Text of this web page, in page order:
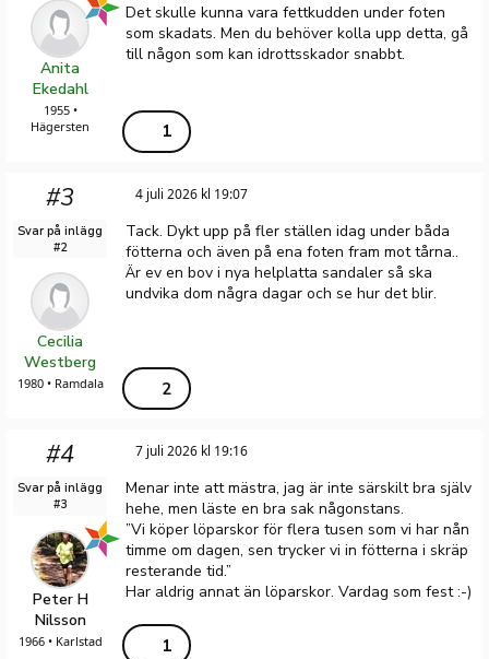
Anita
Ekedahl
1955 •
Hägersten
Det skulle kunna vara fettkudden under foten
som skadats. Men du behöver kolla upp detta, gå
till någon som kan idrottsskador snabbt.
1
#3
Svar på inlägg
#2
Cecilia
Westberg
1980 • Ramdala
4 juli 2026 kl 19:07
Tack. Dykt upp på fler ställen idag under båda
fötterna och även på ena foten fram mot tårna..
Är ev en bov i nya helplatta sandaler så ska
undvika dom några dagar och se hur det blir.
2
#4
Svar på inlägg
#3
Peter H
Nilsson
1966 • Karlstad
7 juli 2026 kl 19:16
Menar inte att mästra, jag är inte särskilt bra själv
hehe, men läste en bra sak någonstans.
”Vi köper löparskor för flera tusen som vi har nån
timme om dagen, sen trycker vi in fötterna i skräp
resterande tid.”
Har aldrig annat än löparskor. Vardag som fest :-)
1